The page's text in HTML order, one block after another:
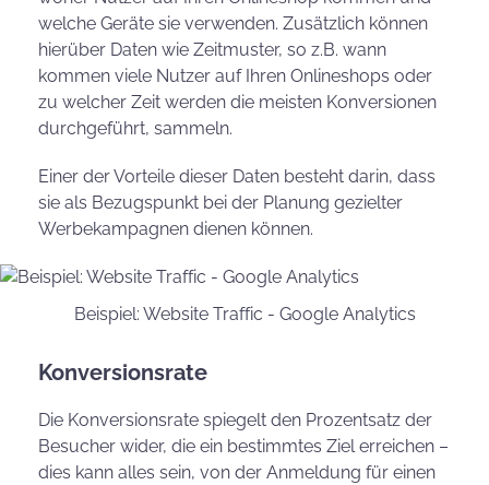
welche Geräte sie verwenden. Zusätzlich können
hierüber Daten wie Zeitmuster, so z.B. wann
kommen viele Nutzer auf Ihren Onlineshops oder
zu welcher Zeit werden die meisten Konversionen
durchgeführt, sammeln.
Einer der Vorteile dieser Daten besteht darin, dass
sie als Bezugspunkt bei der Planung gezielter
Werbekampagnen dienen können.
Beispiel: Website Traffic - Google Analytics
Konversionsrate
Die Konversionsrate spiegelt den Prozentsatz der
Besucher wider, die ein bestimmtes Ziel erreichen –
dies kann alles sein, von der Anmeldung für einen